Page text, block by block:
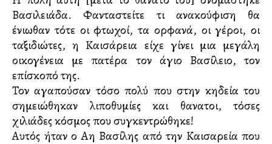
Βασιλειάδα. Φανταστείτε τι ανακούφιση θα
ένιωθαν τότε οι φτωχοί, τα ορφανά, οι γέροι, οι
ταξιδιώτες, η Καισάρεια είχε γίνει μια μεγάλη
οικογένεια με πατέρα τον άγιο Βασίλειο, τον
επίσκοπό της.
Τον αγαπούσαν τόσο πολύ που στην κηδεία του
σημειώθηκαν λιποθυμίες και θανατοι, τόσες
χιλιάδες κόσμος που συγκεντρώθηκε!
Αυτός ήταν ο Αη Βασίλης από την Καισαρεία που